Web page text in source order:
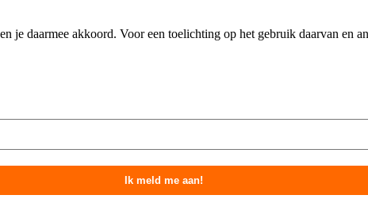
je daarmee akkoord. Voor een toelichting op het gebruik daarvan en